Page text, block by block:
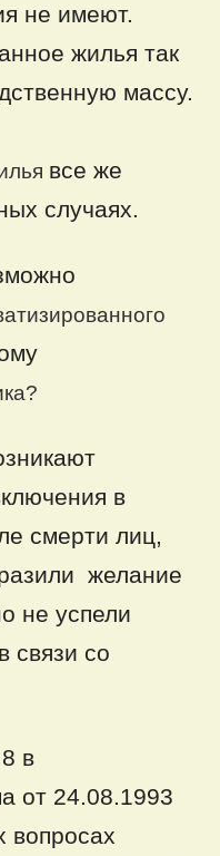
не имеют.
жилья так
массу.
все же
случаях.
?
в
смерти лиц,
желание
не успели
связи со
в
от 24.08.1993
вопросах